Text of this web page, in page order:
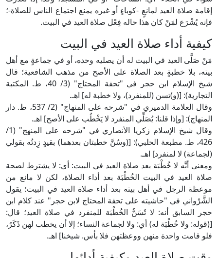
إقامة صلاة العيد لمانعٍ -كوباءٍ أو غيره يمنع اجتماع الناس للصلاة-؛
فإنه يُشْرَع لمَنْ كان هذا حاله فِعْل صلاة العيد في البيت.
كيفية أداء صلاة العيد في البيت
مَنْ صَلَّى العيد في البيت له أن يصليه وحده، أو في جماعةٍ مع أهل
بيته، بلا خطبةٍ بعد الصلاة على الأصح من مذهب الشافعية؛ قال
شيخ الإسلام ابن حجر في "تحفة المحتاج" (3/ 40، ط. المكتبة
التجارية): [(و)تسن (للمنفرد)، ولا خطبة له] اهـ.
وقال العلامة الدميري في "شرحه على المنهاج" (2/ 537، ط. دار
المنهاج): [وإذا قلنا: يُصَلِّي المنفرد لا يَخْطُب على الأصح] اهـ.
وقال شيخ الإسلام زكريا الأنصاري في "شرحه على المنهج" (1/
426، ط. مطبعة الحلبي): [(وسُنَّ خطبتان بعدهما) بقيدٍ زِدتُه بقولي
(لجماعة) لا لمنفرد] اهـ.
ومعنى أنَّه لا خُطْبَة بعد صلاة العيد في البيت: أي: لا يشترط لصحة
صلاة العيد في البيت الخُطْبَة بعد أداء الصلاة، لكن لا مانع من
موعظة الرجل في أهل بيته بعد أداء صلاة العيد في البيت؛ يقول
الشَّرْواني في "حاشيته على تحفة المحتاج لابن حجر" عند كلام ابن
حجر السابق أنه: لا تُسَنُّ الخُطْبَة للمنفرد في صلاة العيد؛ قال:
[(قوله: ولا خُطْبَة له) أي: ولا لجماعة النساء؛ إلا أن يخطب لهن ذَكَرٌ،
فلو قامت واحدة منهن ووعظتهن فلا بأس. شيخنا] اهـ.